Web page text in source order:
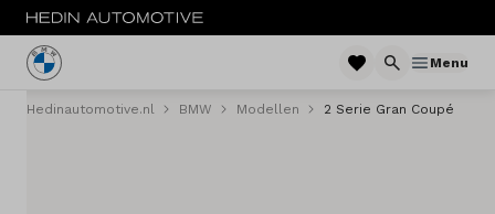
Menu
Menu
Hedinautomotive.nl BMW Modellen 2 Serie Gran Coupé